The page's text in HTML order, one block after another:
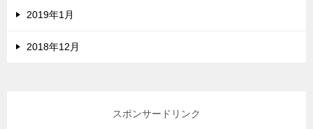
2019年1月
2018年12月
スポンサードリンク